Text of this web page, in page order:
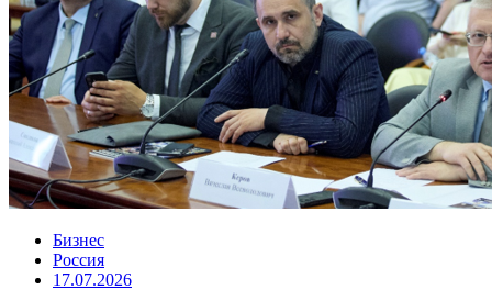
Бизнес
Россия
17.07.2026